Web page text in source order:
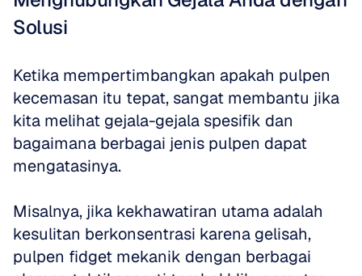
Solusi
Ketika mempertimbangkan apakah pulpen
kecemasan itu tepat, sangat membantu jika
kita melihat gejala-gejala spesifik dan
bagaimana berbagai jenis pulpen dapat
mengatasinya.
Misalnya, jika kekhawatiran utama adalah
kesulitan berkonsentrasi karena gelisah,
pulpen fidget mekanik dengan berbagai